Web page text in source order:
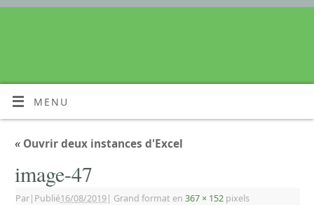
MENU
« Ouvrir deux instances d'Excel
image-47
Par| Publié16/08/2019| Grand format en 367 × 152 pixels